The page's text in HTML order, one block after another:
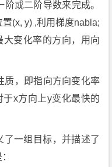
或二阶导数来完成。
(x, y) ,利用梯度nabla;
大变化率的方向，用向
质，即指向方向变化率
x方向上y变化最快的
一组目标，并描述了